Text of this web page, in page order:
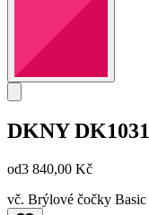
DKNY DK1031
od3 840,00 Kč
vč. Brýlové čočky Basic